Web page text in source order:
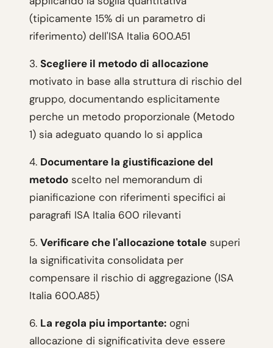
(tipicamente 15% di un parametro di
riferimento) dell'ISA Italia 600.A51
3. Scegliere il metodo di allocazione
motivato in base alla struttura di rischio del
gruppo, documentando esplicitamente
perche un metodo proporzionale (Metodo
1) sia adeguato quando lo si applica
4. Documentare la giustificazione del
metodo scelto nel memorandum di
pianificazione con riferimenti specifici ai
paragrafi ISA Italia 600 rilevanti
5. Verificare che l'allocazione totale superi
la significativita consolidata per
compensare il rischio di aggregazione (ISA
Italia 600.A85)
6. La regola piu importante: ogni
allocazione di significativita deve essere